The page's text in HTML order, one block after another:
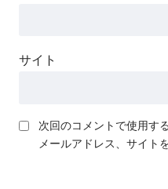
サイト
次回のコメントで使用す
メールアドレス、サイト